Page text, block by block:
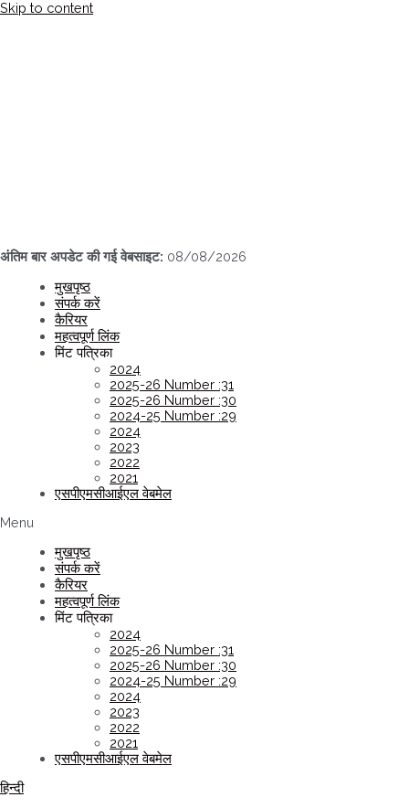
Skip to content
अंतिम बार अपडेट की गई वेबसाइट: 08/08/2026
मुखपृष्ठ
संपर्क करें
कैरियर
महत्वपूर्ण लिंक
मिंट पत्रिका
2024
2025-26 Number :31
2025-26 Number :30
2024-25 Number :29
2024
2023
2022
2021
एसपीएमसीआईएल वेबमेल
Menu
मुखपृष्ठ
संपर्क करें
कैरियर
महत्वपूर्ण लिंक
मिंट पत्रिका
2024
2025-26 Number :31
2025-26 Number :30
2024-25 Number :29
2024
2023
2022
2021
एसपीएमसीआईएल वेबमेल
हिन्दी